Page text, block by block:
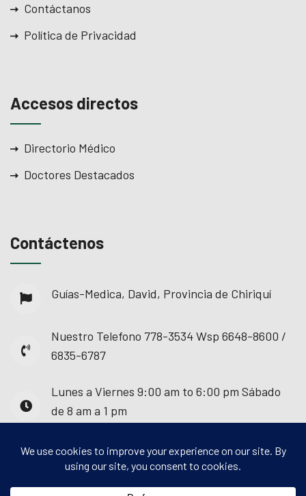
Contáctanos
Política de Privacidad
Accesos directos
Directorio Médico
Doctores Destacados
Contáctenos
Guías-Medica, David, Provincia de Chiriquí
Nuestro Telefono 778-3534 Wsp 6648-8600 /
6835-6787
Lunes a Viernes 9:00 am to 6:00 pm Sábado
de 8 am a 1 pm